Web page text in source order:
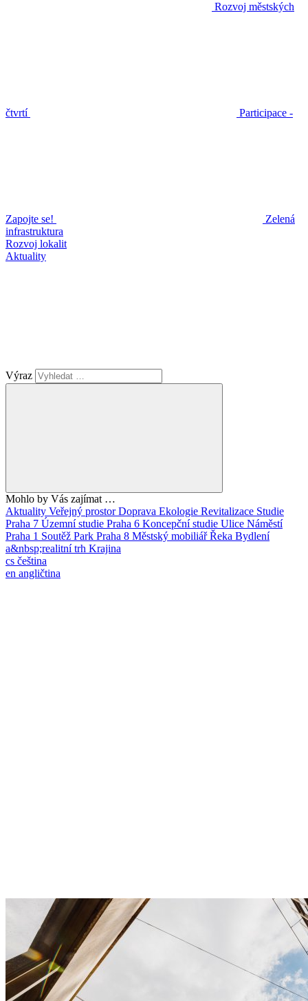
Rozvoj městských
čtvrtí Participace -
Zapojte se!
Zelená
infrastruktura
Rozvoj lokalit
Aktuality
Výraz
Mohlo by Vás zajímat …
Aktuality Veřejný prostorDoprava Ekologie Revitalizace Studie
Praha 7 Územní studie Praha 6 Koncepční studie Ulice Náměstí
Praha 1 Soutěž Park Praha 8 Městský mobiliářŘeka Bydlení
a&nbsp;realitní trh Krajina
cs čeština
en angličtina